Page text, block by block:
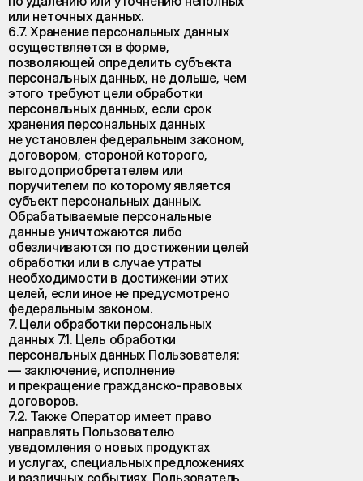
или неточных данных.
6.7. Хранение персональных данных
осуществляется в форме,
позволяющей определить субъекта
персональных данных, не дольше, чем
этого требуют цели обработки
персональных данных, если срок
хранения персональных данных
не установлен федеральным законом,
договором, стороной которого,
выгодоприобретателем или
поручителем по которому является
субъект персональных данных.
Обрабатываемые персональные
данные уничтожаются либо
обезличиваются по достижении целей
обработки или в случае утраты
необходимости в достижении этих
целей, если иное не предусмотрено
федеральным законом.
7. Цели обработки персональных
данных 7.1. Цель обработки
персональных данных Пользователя:
— заключение, исполнение
и прекращение гражданско-правовых
договоров.
7.2. Также Оператор имеет право
направлять Пользователю
уведомления о новых продуктах
и услугах, специальных предложениях
и различных событиях. Пользователь